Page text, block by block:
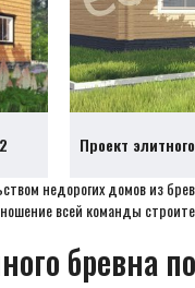
Проект
недорогих домов из
всей команды
бревна